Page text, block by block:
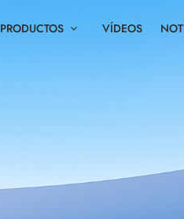
PRODUCTOS VÍDEOS